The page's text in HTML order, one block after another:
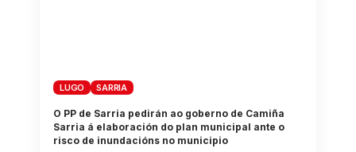
LUGO SARRIA
O PP de Sarria pedirán ao goberno de Camiña
Sarria á elaboración do plan municipal ante o
risco de inundacións no municipio